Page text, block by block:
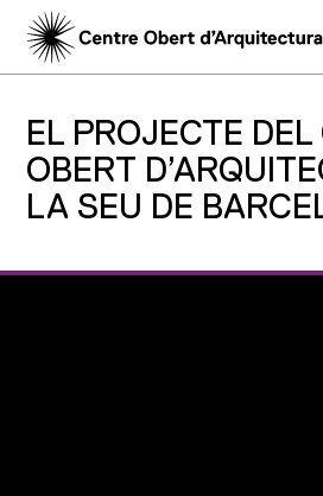
EL PROJECTE DEL
OBERT
LA SEU DE